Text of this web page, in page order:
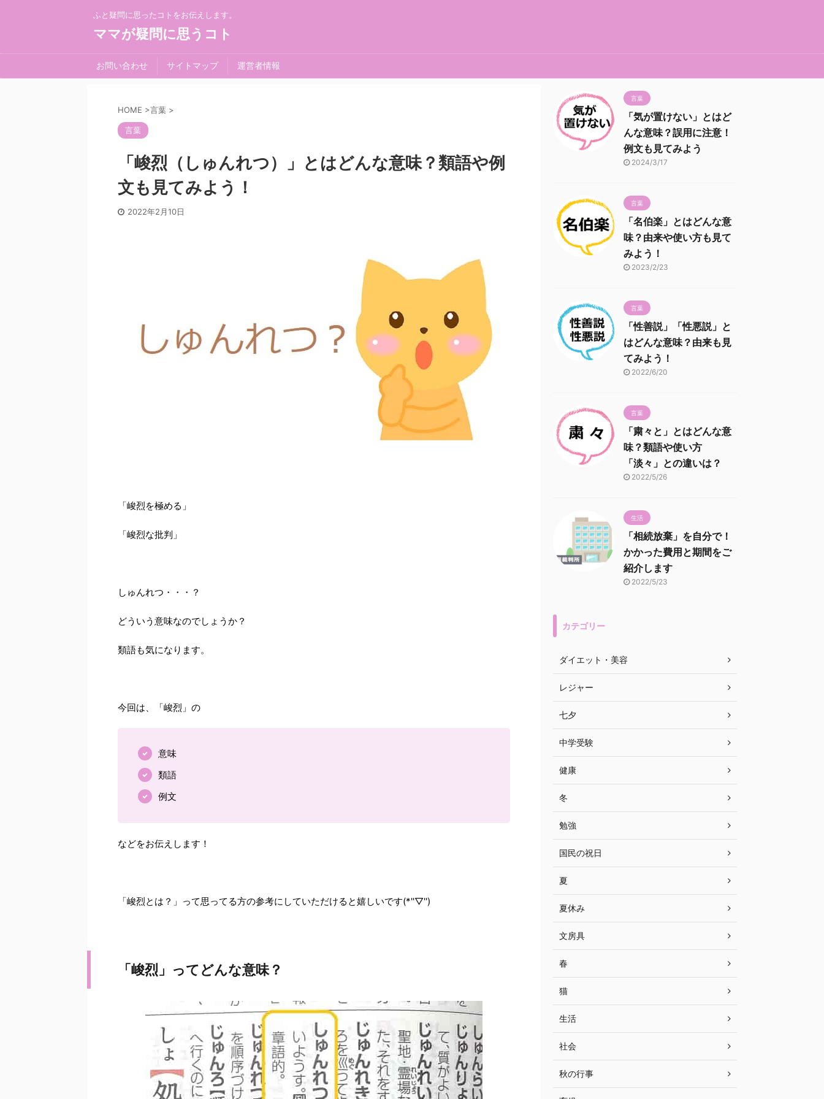
ふと疑問に思ったコトをお伝えします。
ママが疑問に思うコト
お問い合わせ サイトマップ 運営者情報
HOME >言葉 >
言葉
「峻烈（しゅんれつ）」とはどんな意味？類語や例
文も見てみよう！
2022年2月10日
「峻烈を極める」
「峻烈な批判」
しゅんれつ・・・？
どういう意味なのでしょうか？
類語も気になります。
今回は、「峻烈」の
意味
類語
例文
などをお伝えします！
「峻烈とは？」って思ってる方の参考にしていただけると嬉しいです(*''▽'')
「峻烈」ってどんな意味？
言葉
「気が置けない」とはど
んな意味？誤用に注意！
例文も見てみよう
2024/3/17
言葉
「名伯楽」とはどんな意
味？由来や使い方も見て
みよう！
2023/2/23
言葉
「性善説」「性悪説」と
はどんな意味？由来も見
てみよう！
2022/6/20
言葉
「粛々と」とはどんな意
味？類語や使い方
「淡々」との違いは？
2022/5/26
生活
「相続放棄」を自分で！
かかった費用と期間をご
紹介します
2022/5/23
カテゴリー
ダイエット・美容
レジャー
七夕
中学受験
健康
冬
勉強
国民の祝日
夏
夏休み
文房具
春
猫
生活
社会
秋の行事